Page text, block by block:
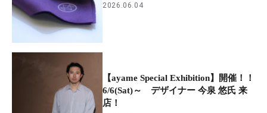
2026.06.04
【ayame Special Exhibition】開催！！
6/6(Sat)～ デザイナー 今泉 悠氏 来
店！